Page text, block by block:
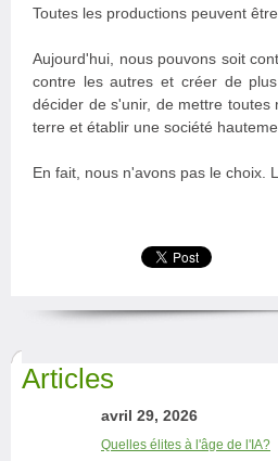
Toutes les productions peuvent
Aujourd'hui, nous pouvons soit
contre les autres et créer de
décider de s'unir, de mettre
terre et établir une société
En fait, nous n'avons pas le choix.
Articles
avril 29, 2026
Quelles élites à l'âge de l'IA?